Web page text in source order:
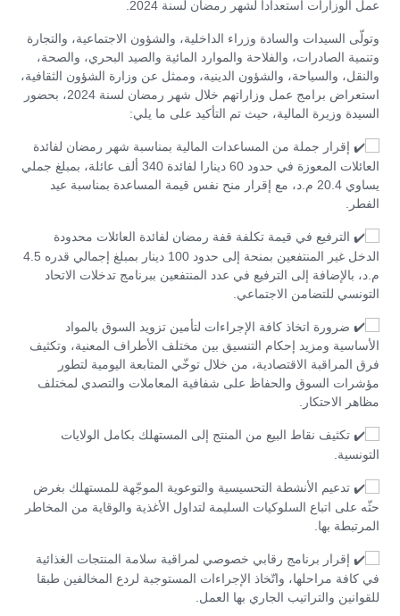
عمل الوزارات استعدادا لشهر رمضان لسنة 2024.
وتولّى السيدات والسادة وزراء الداخلية، والشؤون الاجتماعية، والتجارة
وتنمية الصادرات، والفلاحة والموارد المائية والصيد البحري، والصحة،
والنقل، والسياحة، والشؤون الدينية، وممثل عن وزارة الشؤون الثقافية،
استعراض برامج عمل وزاراتهم خلال شهر رمضان لسنة 2024، بحضور
السيدة وزيرة المالية، حيث تم التأكيد على ما يلي:
إقرار جملة من المساعدات المالية بمناسبة شهر رمضان لفائدة
العائلات المعوزة في حدود 60 دينارا لفائدة 340 ألف عائلة، بمبلغ جملي
يساوي 20.4 م.د، مع إقرار منح نفس قيمة المساعدة بمناسبة عيد
الفطر.
الترفيع في قيمة تكلفة قفة رمضان لفائدة العائلات محدودة
الدخل غير المنتفعين بمنحة إلى حدود 100 دينار بمبلغ إجمالي قدره 4.5
م.د، بالإضافة إلى الترفيع في عدد المنتفعين ببرنامج تدخلات الاتحاد
التونسي للتضامن الاجتماعي.
ضرورة اتخاذ كافة الإجراءات لتأمين تزويد السوق بالمواد
الأساسية ومزيد إحكام التنسيق بين مختلف الأطراف المعنية، وتكثيف
فرق المراقبة الاقتصادية، من خلال توخّي المتابعة اليومية لتطور
مؤشرات السوق والحفاظ على شفافية المعاملات والتصدي لمختلف
مظاهر الاحتكار.
تكثيف نقاط البيع من المنتج إلى المستهلك بكامل الولايات
التونسية.
تدعيم الأنشطة التحسيسية والتوعوية الموجّهة للمستهلك بغرض
حثّه على اتباع السلوكيات السليمة لتداول الأغذية والوقاية من المخاطر
المرتبطة بها.
إقرار برنامج رقابي خصوصي لمراقبة سلامة المنتجات الغذائية
في كافة مراحلها، واتّخاذ الإجراءات المستوجبة لردع المخالفين طبقا
للقوانين والتراتيب الجاري بها العمل.